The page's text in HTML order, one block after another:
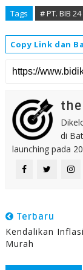
Tags # PT. BIB 24
Copy Link dan
di
launching pada
Terbaru
Kendalikan
Murah